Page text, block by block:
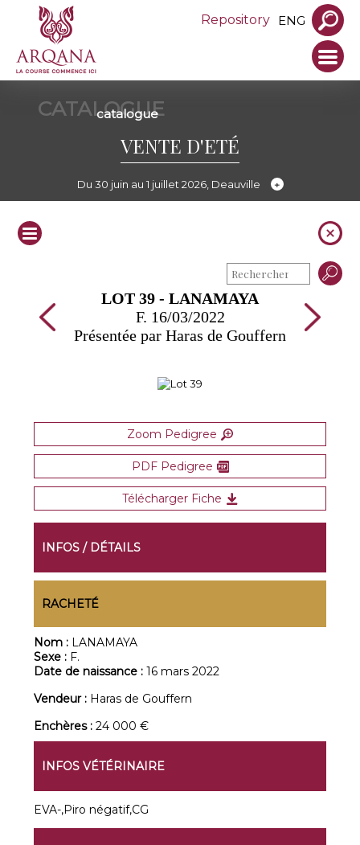
Repository ENG
CATALOGUE
catalogue
VENTE D'ETÉ
Du 30 juin au 1 juillet 2026, Deauville
LOT 39 - LANAMAYA
F. 16/03/2022
Présentée par Haras de Gouffern
Zoom Pedigree
PDF Pedigree
Télécharger Fiche
INFOS / DÉTAILS
RACHETÉ
Nom : LANAMAYA
Sexe : F.
Date de naissance :16 mars 2022
Vendeur : Haras de Gouffern
Enchères :24 000 €
INFOS VÉTÉRINAIRE
EVA-,Piro négatif,CG